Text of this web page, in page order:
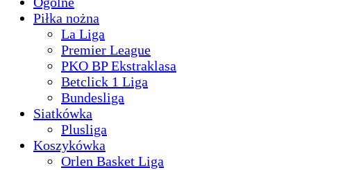
Piłka nożna
La Liga
Premier League
PKO BP Ekstraklasa
Betclick 1 Liga
Bundesliga
Siatkówka
Plusliga
Koszykówka
Orlen Basket Liga